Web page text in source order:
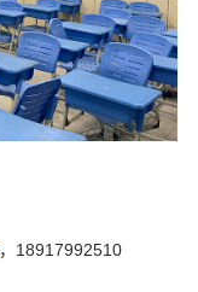
，18917992510